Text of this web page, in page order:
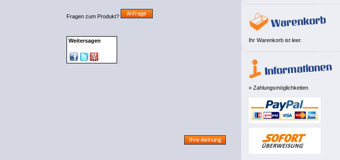
Fragen zum Produkt?
Weitersagen Ihr Warenkorb ist leer.
» Zahlungsmöglichkeiten